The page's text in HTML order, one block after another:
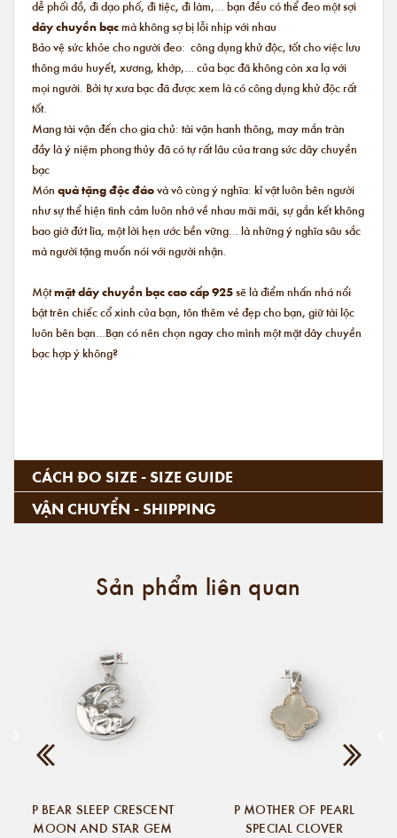
dễ phối đồ, đi dạo phố, đi tiệc, đi làm,… bạn đều có thể đeo một sợi
dây chuyền bạcmà không sợ bị lỗi nhịp với nhau
Bảo vệ sức khỏe cho người đeo: công dụng khử độc, tốt cho việc lưu
thông máu huyết, xương, khớp,… của bạc đã không còn xa lạ với
mọi người. Bởi tự xưa bạc đã được xem là có công dụng khử độc rất
tốt.
Mang tài vận đến cho gia chủ: tài vận hanh thông, may mắn tràn
đầy là ý niệm phong thủy đã có tự rất lâu của trang sức dây chuyền
bạc
Món quà tặng độc đáovà vô cùng ý nghĩa: kỉ vật luôn bên người
như sự thể hiện tình cảm luôn nhớ về nhau mãi mãi, sự gắn kết không
bao giờ đứt lìa, một lời hẹn ước bền vững… là những ý nghĩa sâu sắc
mà người tặng muốn nói với người nhận.
Mộtmặt dây chuyền bạc cao cấp 925sẽ là điểm nhấn nhá nổi
bật trên chiếc cổ xinh của bạn, tôn thêm vẻ đẹp cho bạn, giữ tài lộc
luôn bên bạn…Bạn có nên chọn ngay cho mình một mặt dây chuyền
bạc hợp ý không?
CÁCH ĐO SIZE - SIZE GUIDE
VẬN CHUYỂN - SHIPPING
Sản phẩm liên quan
P BEAR SLEEP CRESCENT
MOON AND STAR GEM
P MOTHER OF PEARL
SPECIAL CLOVER